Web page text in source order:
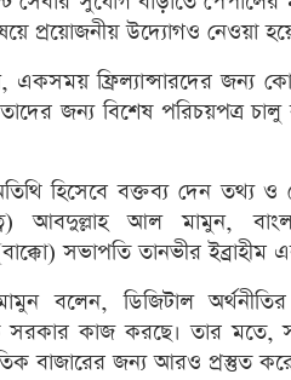
প্রয়োজনীয় উদ্যোগও নেওয়া
ফ্রিল্যান্সারদের জন্য
জন্য বিশেষ পরিচয়পত্র চালু
হিসেবে বক্তব্য দেন তথ্য ও
আবদুল্লাহ আল মামুন,
সভাপতি তানভীর
বলেন, ডিজিটাল অর্থনীতির
সরকার কাজ করছে। তার মতে,
বাজারের জন্য আরও প্রস্তুত